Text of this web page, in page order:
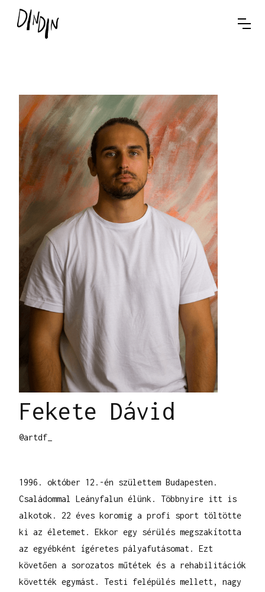
Fekete Dávid
@artdf_
1996. október 12.-én születtem Budapesten.
Családommal Leányfalun élünk. Többnyire itt is
alkotok. 22 éves koromig a profi sport töltötte
ki az életemet. Ekkor egy sérülés megszakította
az egyébként ígéretes pályafutásomat. Ezt
követően a sorozatos műtétek és a rehabilitációk
követték egymást. Testi felépülés mellett, nagy